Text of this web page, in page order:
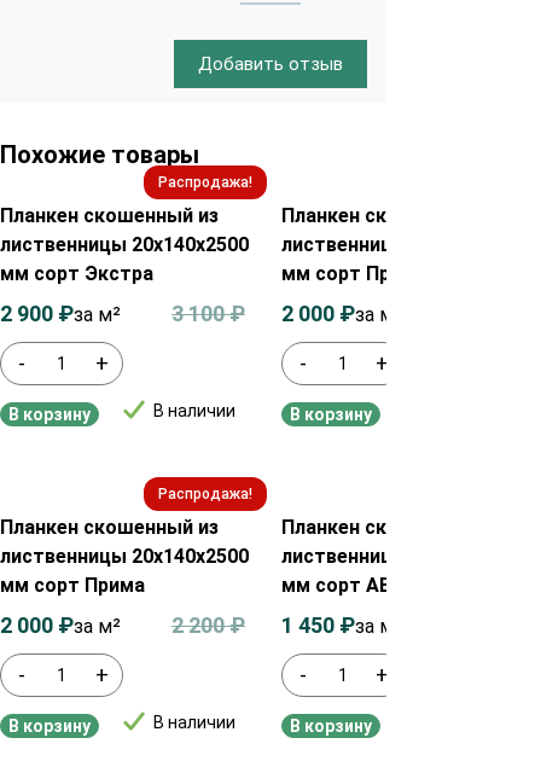
Добавить отзыв
Похожие товары
Распродажа!
Планкен скошенный из
лиственницы 20х140х2500
мм сорт Экстра
- +
В наличии
3 100₽
2 900 ₽за м²
В корзину
Планкен скошенный из
лиственницы 20х120х2500
мм сорт Прима
- +
2 000 ₽за м2
В корзину
Распродажа!
Планкен скошенный из
лиственницы 20х140х2500
мм сорт Прима
- +
В наличии
2 200₽
2 000 ₽за м²
В корзину
Планкен скошенный из
лиственницы 20х140х4000
мм сорт АВ
- +
1 450 ₽за м²
В корзину